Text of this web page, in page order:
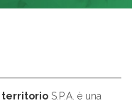
territorio S.P.A. è una